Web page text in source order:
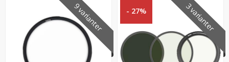
9 varianter 3 varianter
- 27%